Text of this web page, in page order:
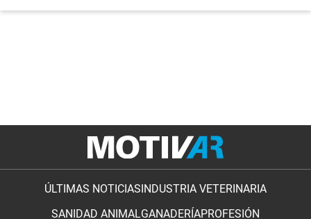
ÚLTIMAS NOTICIAS INDUSTRIA VETERINARIA
SANIDAD ANIMALGANADERÍAPROFESIÓN